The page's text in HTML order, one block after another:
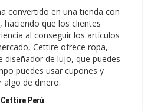
convertido en una tienda con
que los clientes
al conseguir los artículos
Cettire ofrece ropa,
diseñador de lujo, que puedes
puedes usar cupones y
algo de dinero.
Perú